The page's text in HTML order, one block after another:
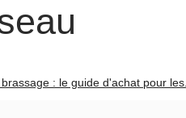
: le guide d'achat pour